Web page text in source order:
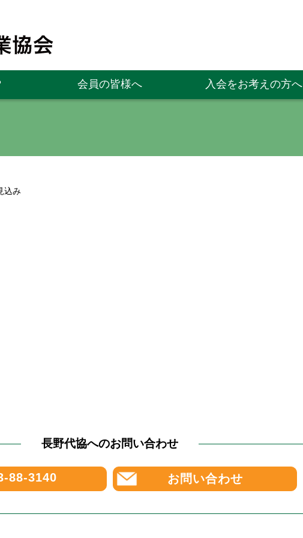
会員の皆様へ 入会をお考えの方へ
込み
88-3140 お問い合わせ
長野代協へのお問い合わせ